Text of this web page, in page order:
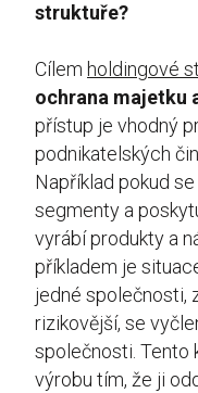
struktuře?
Cílem holdingové
ochrana majetku
přístup je vhodný
podnikatelských
Například pokud
segmenty a
vyrábí produkty a
příkladem je
jedné společnosti,
rizikovější, se
společnosti. Tento
výrobu tím, že ji